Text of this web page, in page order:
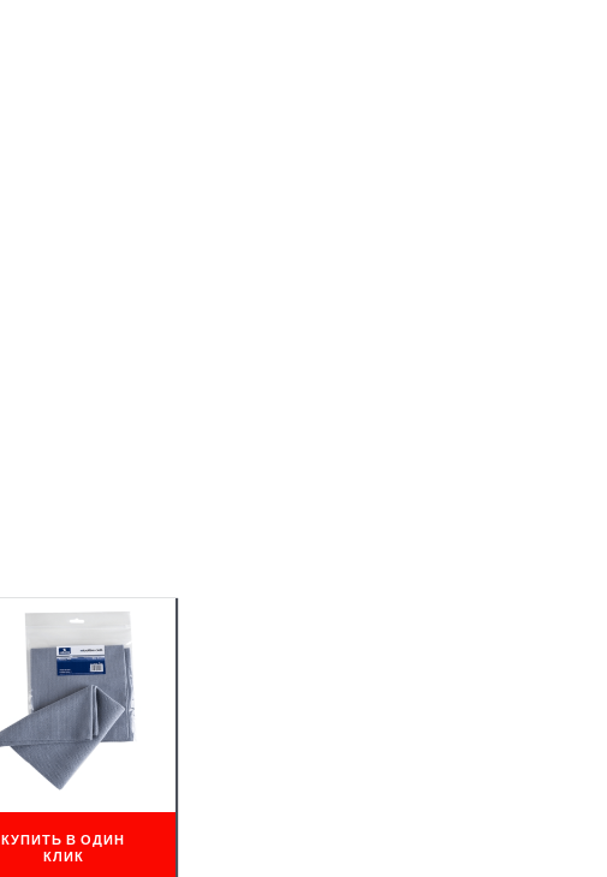
КУПИТЬ В ОДИН
КЛИК